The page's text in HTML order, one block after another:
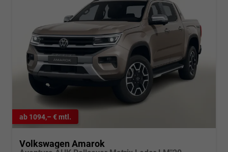
ab 1094,– € mtl.
Volkswagen Amarok